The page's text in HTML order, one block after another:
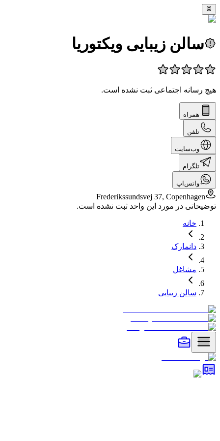
سالن زیبایی ویکتوریا
هیچ رسانه اجتماعی ثبت نشده است.
همراه
تلفن
وب‌سایت
تلگرام
واتس‌اپ
Frederikssundsvej 37, Copenhagen
توضیحاتی در مورد این واحد ثبت نشده است.
خانه
دانمارک
مشاغل
سالن زیبایی